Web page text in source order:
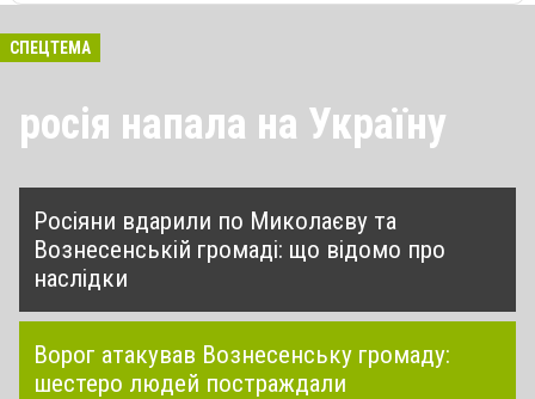
СПЕЦТЕМА
росія напала на Україну
Росіяни вдарили по Миколаєву та
Вознесенській громаді: що відомо про
наслідки
Ворог атакував Вознесенську громаду:
шестеро людей постраждали